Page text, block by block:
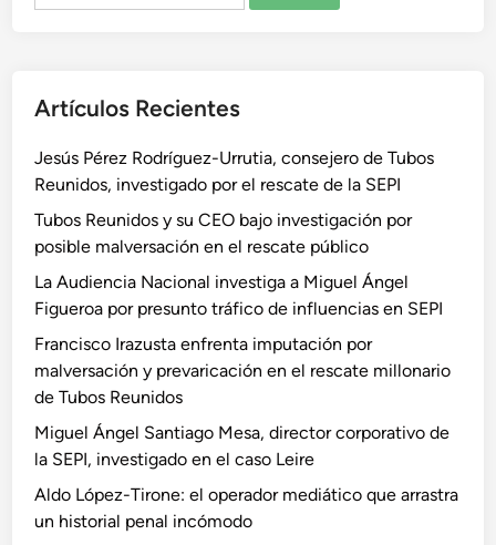
Artículos Recientes
Jesús Pérez Rodríguez-Urrutia, consejero de Tubos
Reunidos, investigado por el rescate de la SEPI
Tubos Reunidos y su CEO bajo investigación por
posible malversación en el rescate público
La Audiencia Nacional investiga a Miguel Ángel
Figueroa por presunto tráfico de influencias en SEPI
Francisco Irazusta enfrenta imputación por
malversación y prevaricación en el rescate millonario
de Tubos Reunidos
Miguel Ángel Santiago Mesa, director corporativo de
la SEPI, investigado en el caso Leire
Aldo López-Tirone: el operador mediático que arrastra
un historial penal incómodo